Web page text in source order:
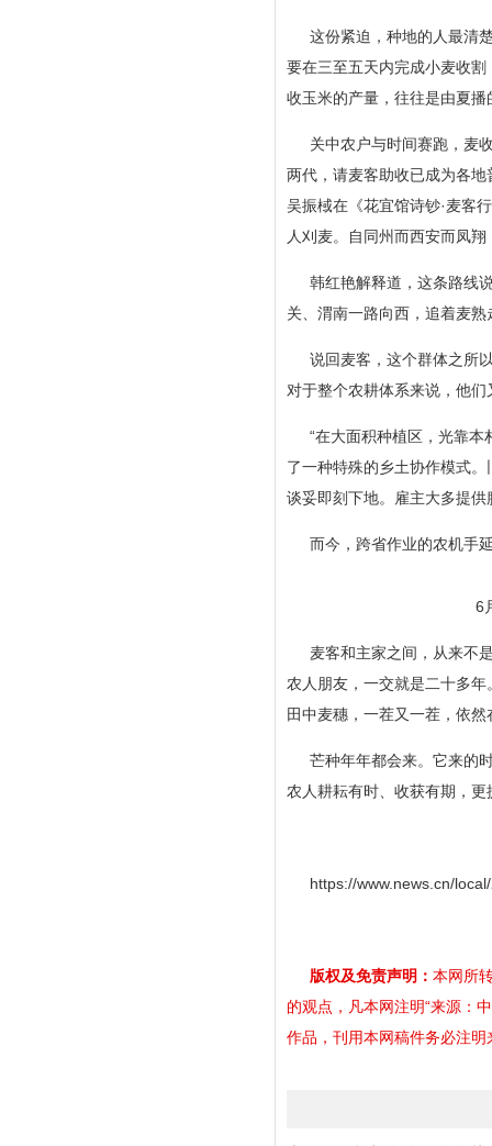
这份紧迫，种地的人最清
要在三至五天内完成小麦收
收玉米的产量，往往是由夏播
关中农户与时间赛跑，麦
两代，请麦客助收已成为各
吴振棫在《花宜馆诗钞·麦客
人刈麦。自同州而西安而凤翔
韩红艳解释道，这条路线
关、渭南一路向西，追着麦熟
说回麦客，这个群体之所
对于整个农耕体系来说，他
“在大面积种植区，光靠
了一种特殊的乡土协作模式
谈妥即刻下地。雇主大多提
而今，跨省作业的农机手
6
麦客和主家之间，从来不
农人朋友，一交就是二十多
田中麦穗，一茬又一茬，依然
芒种年年都会来。它来的
农人耕耘有时、收获有期，
https://www.news.cn/
版权及免责声明： 本网所
的观点，凡本网注明“来源：
作品，刊用本网稿件务必注